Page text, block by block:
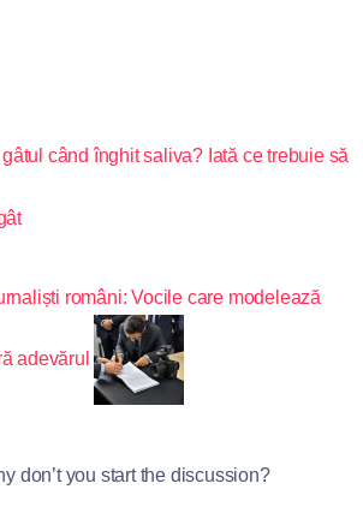
când înghit saliva? Iată ce trebuie să
români: Vocile care modelează
adevărul
don’t you start the discussion?